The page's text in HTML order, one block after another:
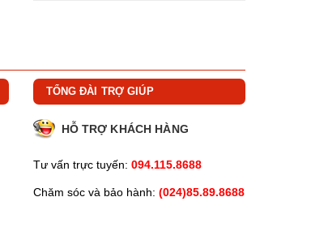
TỔNG ĐÀI TRỢ GIÚP
HỖ TRỢ KHÁCH HÀNG
Tư vấn trực tuyến: 094.115.8688
Chăm sóc và bảo hành: (024)85.89.8688